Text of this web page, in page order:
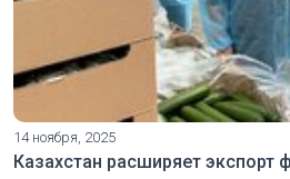
14 ноября, 2025
Казахстан расширяет экспорт